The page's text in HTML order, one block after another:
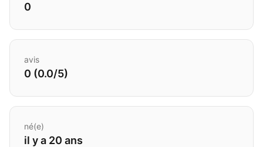
0
avis
0 (0.0/5)
né(e)
il y a 20 ans